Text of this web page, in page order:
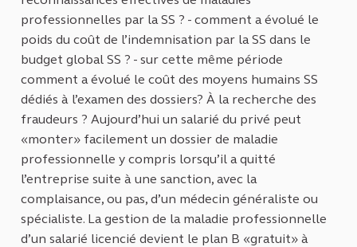
professionnelles par la SS ? - comment a évolué le
poids du coût de l’indemnisation par la SS dans le
budget global SS ? - sur cette même période
comment a évolué le coût des moyens humains SS
dédiés à l’examen des dossiers? À la recherche des
fraudeurs ? Aujourd’hui un salarié du privé peut
«monter» facilement un dossier de maladie
professionnelle y compris lorsqu’il a quitté
l’entreprise suite à une sanction, avec la
complaisance, ou pas, d’un médecin généraliste ou
spécialiste. La gestion de la maladie professionnelle
d’un salarié licencié devient le plan B «gratuit» à